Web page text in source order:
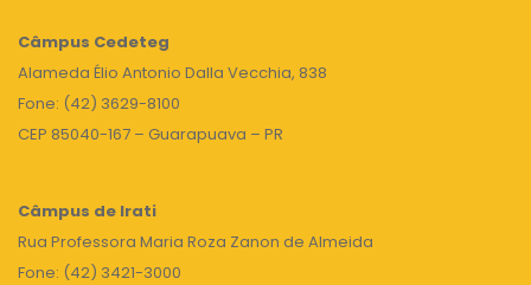
Câmpus Cedeteg
Alameda Élio Antonio Dalla Vecchia, 838
Fone: (42) 3629-8100
CEP 85040-167 – Guarapuava – PR
Câmpus de Irati
Rua Professora Maria Roza Zanon de Almeida
Fone: (42) 3421-3000